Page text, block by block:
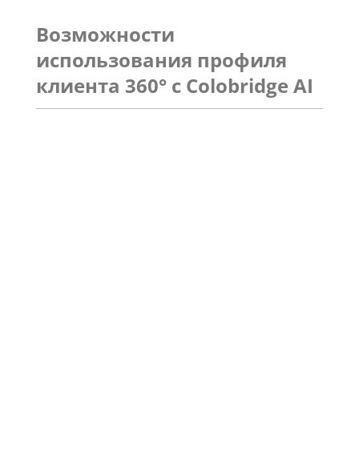
Возможности
использования профиля
клиента 360° с Colobridge AI